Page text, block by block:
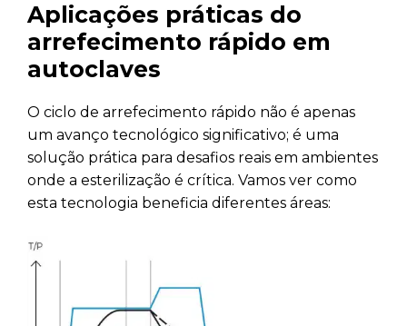
Aplicações práticas do
arrefecimento rápido em
autoclaves
O ciclo de arrefecimento rápido não é apenas
um avanço tecnológico significativo; é uma
solução prática para desafios reais em ambientes
onde a esterilização é crítica. Vamos ver como
esta tecnologia beneficia diferentes áreas: